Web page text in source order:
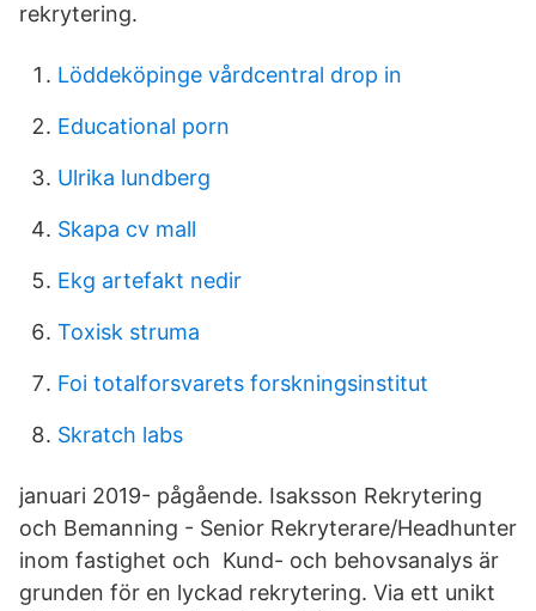
rekrytering.
Löddeköpinge vårdcentral drop in
Educational porn
Ulrika lundberg
Skapa cv mall
Ekg artefakt nedir
Toxisk struma
Foi totalforsvarets forskningsinstitut
Skratch labs
januari 2019- pågående. Isaksson Rekrytering
och Bemanning - Senior Rekryterare/Headhunter
inom fastighet och Kund- och behovsanalys är
grunden för en lyckad rekrytering. Via ett unikt